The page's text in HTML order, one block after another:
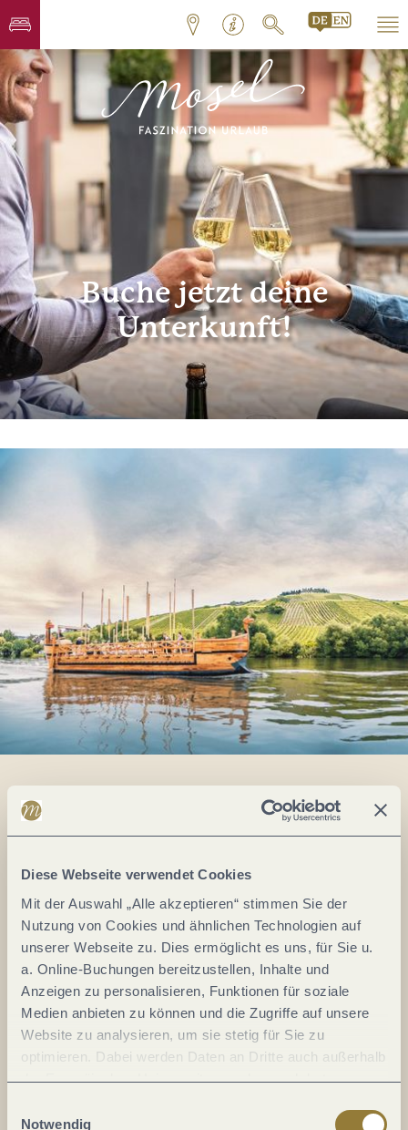
Diese Webseite verwendet Cookies
Mit der Auswahl „Alle akzeptieren“ stimmen Sie der
Nutzung von Cookies und ähnlichen Technologien auf
unserer Webseite zu. Dies ermöglicht es uns, für Sie u.
a. Online-Buchungen bereitzustellen, Inhalte und
Anzeigen zu personalisieren, Funktionen für soziale
Medien anbieten zu können und die Zugriffe auf unsere
Website zu analysieren, um sie stetig für Sie zu
optimieren. Dabei werden Daten an Dritte auch außerhalb
der Europäischen Union weitergegeben und dort
jederzeit widerrufen werden. Mit der Auswahl "Alle
Notwendig
Buche jetzt deine
Unterkunft!
Alles im Fluss...
Mosel im Abo: Mit unserem Newsletter
Ihre
E-
Mail-
Adresse:
*
Ich erkläre mich mit der
Datenschutzerklärung